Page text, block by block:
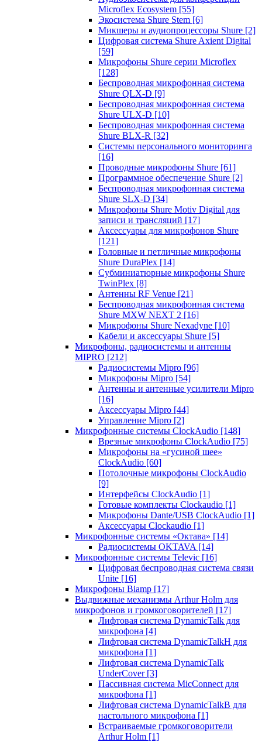
Microflex Ecosystem [55]
Экосистема Shure Stem [6]
Микшеры и аудиопроцессоры Shure [2]
Цифровая система Shure Axient Digital
[59]
Микрофоны Shure серии Microflex
[128]
Беспроводная микрофонная система
Shure QLX-D [9]
Беспроводная микрофонная система
Shure ULX-D [10]
Беспроводная микрофонная система
Shure BLX-R [32]
Системы персонального мониторинга
[16]
Проводные микрофоны Shure [61]
Программное обеспечение Shure [2]
Беспроводная микрофонная система
Shure SLX-D [34]
Микрофоны Shure Motiv Digital для
записи и трансляций [17]
Аксессуары для микрофонов Shure
[121]
Головные и петличные микрофоны
Shure DuraPlex [14]
Субминиатюрные микрофоны Shure
TwinPlex [8]
Антенны RF Venue [21]
Беспроводная микрофонная система
Shure MXW NEXT 2 [16]
Микрофоны Shure Nexadyne [10]
Кабели и аксессуары Shure [5]
Микрофоны, радиосистемы и антенны
MIPRO [212]
Радиосистемы Mipro [96]
Микрофоны Mipro [54]
Антенны и антенные усилители Mipro
[16]
Аксессуары Mipro [44]
Управление Mipro [2]
Микрофонные системы ClockAudio [148]
Врезные микрофоны ClockAudio [75]
Микрофоны на «гусиной шее»
ClockAudio [60]
Потолочные микрофоны ClockAudio
[9]
Интерфейсы ClockAudio [1]
Готовые комплекты Clockaudio [1]
Микрофоны Dante/USB ClockAudio [1]
Аксессуары Clockaudio [1]
Микрофонные системы «Октава» [14]
Радиосистемы OKTAVA [14]
Микрофонные системы Televic [16]
Цифровая беспроводная система связи
Unite [16]
Микрофоны Biamp [17]
Выдвижные механизмы Arthur Holm для
микрофонов и громкоговорителей [17]
Лифтовая система DynamicTalk для
микрофона [4]
Лифтовая система DynamicTalkH для
микрофона [1]
Лифтовая система DynamicTalk
UnderCover [3]
Пассивная система MicConnect для
микрофона [1]
Лифтовая система DynamicTalkB для
настольного микрофона [1]
Встраиваемые громкоговорители
Arthur Holm [1]